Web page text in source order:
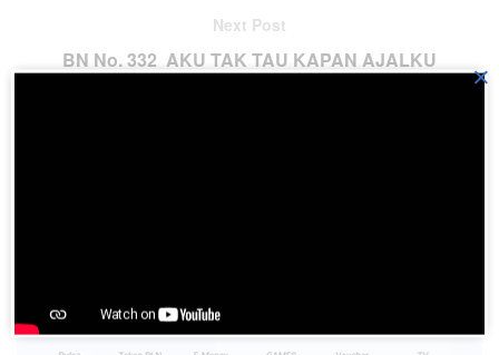
Next Post
BN No. 332 AKU TAK TAU KAPAN AJALKU
×